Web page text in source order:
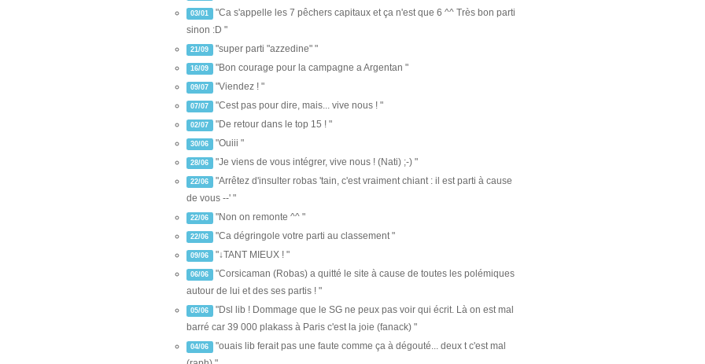
03/01 "Ca s'appelle les 7 pêchers capitaux et ça n'est que 6 ^^ Très bon parti
sinon :D "
21/09 "super parti "azzedine" "
16/09 "Bon courage pour la campagne a Argentan "
09/07 "Viendez ! "
07/07 "Cest pas pour dire, mais... vive nous ! "
02/07 "De retour dans le top 15 ! "
30/06 "Ouiii "
28/06 "Je viens de vous intégrer, vive nous ! (Nati) ;-) "
22/06 "Arrêtez d'insulter robas 'tain, c'est vraiment chiant : il est parti à cause
de vous --' "
22/06 "Non on remonte ^^ "
22/06 "Ca dégringole votre parti au classement "
09/06 "↓TANT MIEUX ! "
06/06 "Corsicaman (Robas) a quitté le site à cause de toutes les polémiques
autour de lui et des ses partis ! "
05/06 "Dsl lib ! Dommage que le SG ne peux pas voir qui écrit. Là on est mal
barré car 39 000 plakass à Paris c'est la joie (fanack) "
04/06 "ouais lib ferait pas une faute comme ça à dégouté... deux t c'est mal